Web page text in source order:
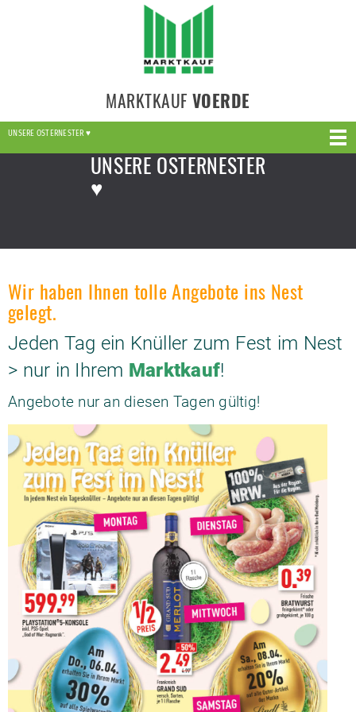
MARKTKAUF VOERDE
UNSERE OSTERNESTER ♥
UNSERE OSTERNESTER
♥
Wir haben Ihnen tolle Angebote ins Nest
gelegt.
Jeden Tag ein Knüller zum Fest im Nest
> nur in Ihrem Marktkauf!
Angebote nur an diesen Tagen gültig!